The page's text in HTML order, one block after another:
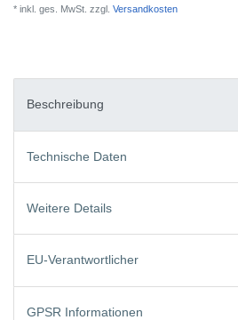
* inkl. ges. MwSt. zzgl. Versandkosten
Beschreibung
Technische Daten
Weitere Details
EU-Verantwortlicher
GPSR Informationen